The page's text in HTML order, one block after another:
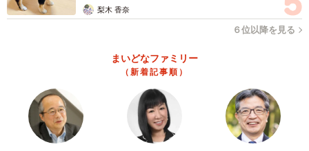
梨木 香奈
６位以降を見る
まいどなファミリー
（新着記事順）